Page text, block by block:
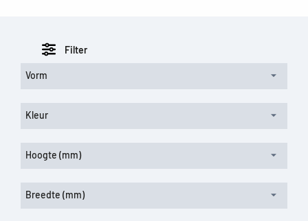
Filter
Vorm
Kleur
Hoogte (mm)
Breedte (mm)